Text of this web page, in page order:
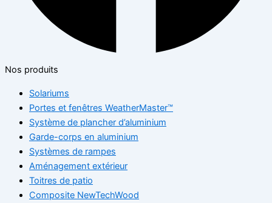
Nos produits
Solariums
Portes et fenêtres WeatherMaster™
Système de plancher d’aluminium
Garde-corps en aluminium
Systèmes de rampes
Aménagement extérieur
Toitres de patio
Composite NewTechWood